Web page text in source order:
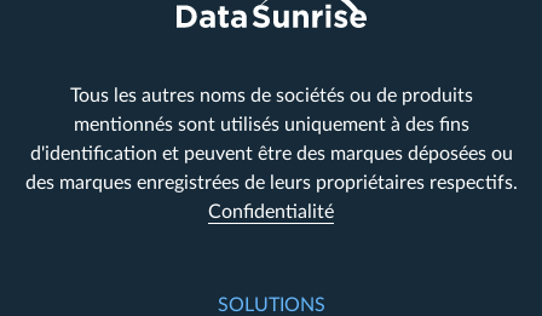
Tous les autres noms de sociétés ou de produits
mentionnés sont utilisés uniquement à des fins
d'identification et peuvent être des marques déposées ou
des marques enregistrées de leurs propriétaires respectifs.
Confidentialité
SOLUTIONS